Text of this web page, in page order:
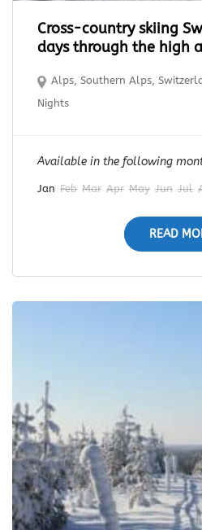
Cross-country skiing
days through the high
Alps,Southern Alps,
Nights
Available in the following
Jan Feb Mar Apr May Jun Jul
READ